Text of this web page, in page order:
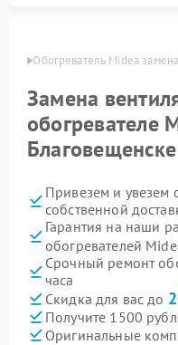
Обогреватель Midea
Замена
обогревателе
Благовещенске
Привезем и увезем
собственной
Гарантия на наши
обогревателей
Срочный ремонт
часа
Скидка для вас до
Получите 1500
Оригинальные